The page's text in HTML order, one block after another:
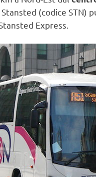
(codice STN)
Express.